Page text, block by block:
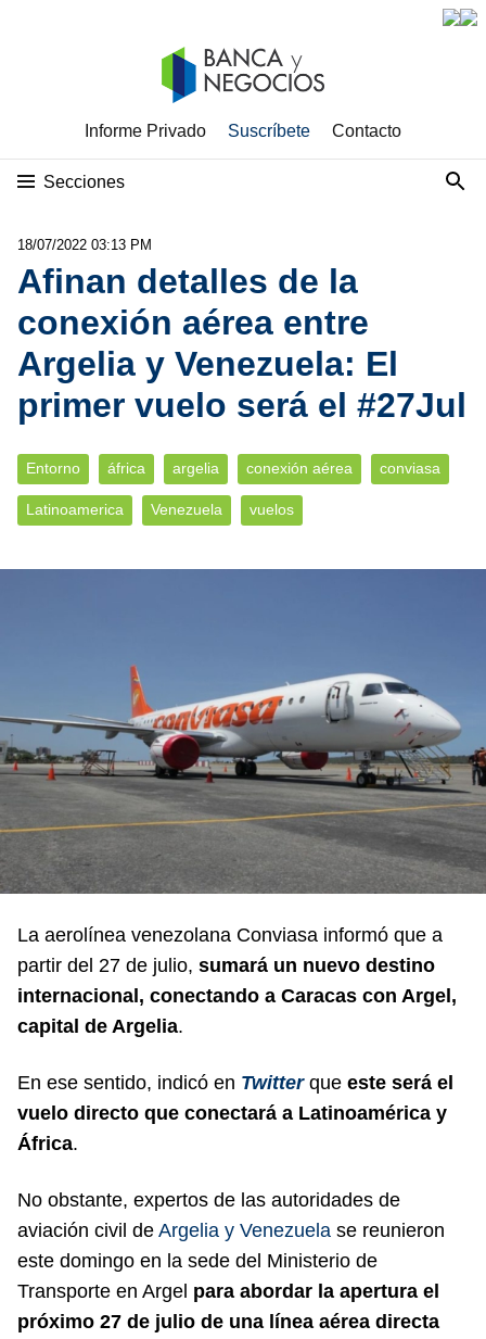
Informe Privado Suscríbete Contacto
Secciones
18/07/2022 03:13 PM
Afinan detalles de la
conexión aérea entre
Argelia y Venezuela: El
primer vuelo será el #27Jul
Entorno áfrica argelia conexión aérea conviasa
Latinoamerica Venezuela vuelos
La aerolínea venezolana Conviasa informó que a
partir del 27 de julio, sumará un nuevo destino
internacional, conectando a Caracas con Argel,
capital de Argelia.
En ese sentido, indicó en Twitterque este será el
vuelo directo que conectará a Latinoamérica y
África.
No obstante, expertos de las autoridades de
aviación civil de Argelia y Venezuela se reunieron
este domingo en la sede del Ministerio de
Transporte en Argel para abordar la apertura el
próximo 27 de julio de una línea aérea directa